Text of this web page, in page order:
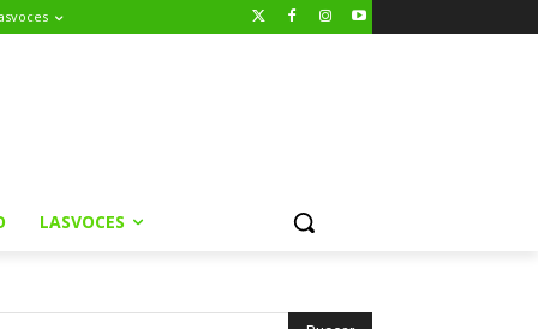
LASVOCES